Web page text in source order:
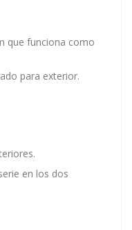
que funciona como
para exterior.
en los dos